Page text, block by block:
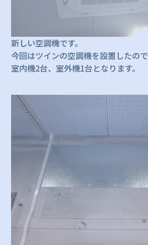
新しい空調機です。
今回はツインの空調機を設置したので
室内機2台、室外機1台となります。